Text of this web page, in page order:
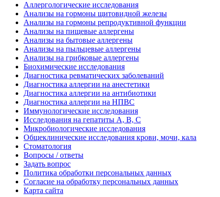
Аллергологические исследования
Анализы на гормоны щитовидной железы
Анализы на гормоны репродуктивной функции
Анализы на пищевые аллергены
Анализы на бытовые аллергены
Анализы на пыльцевые аллергены
Анализы на грибковые аллергены
Биохимические исследования
Диагностика ревматических заболеваний
Диагностика аллергии на анестетики
Диагностика аллергии на антибиотики
Диагностика аллергии на НПВС
Иммунологические исследования
Исследования на гепатиты А, В, С
Микробиологические исследования
Общеклинические исследования крови, мочи, кала
Стоматология
Вопросы / ответы
Задать вопрос
Политика обработки персональных данных
Согласие на обработку персональных данных
Карта сайта